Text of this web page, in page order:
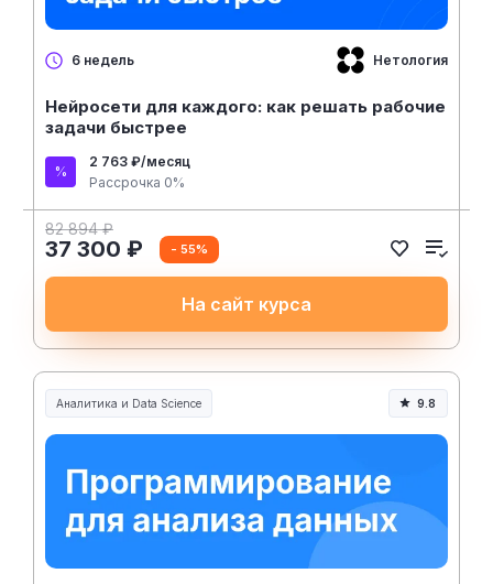
6 недель Нетология
Нейросети для каждого: как решать рабочие
задачи быстрее
2 763 ₽/месяц
Рассрочка 0%
82 894 ₽
37 300 ₽ - 55%
На сайт курса
Аналитика и Data Science 9.8